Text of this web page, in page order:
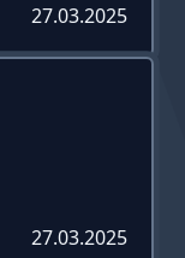
27.03.2025
27.03.2025